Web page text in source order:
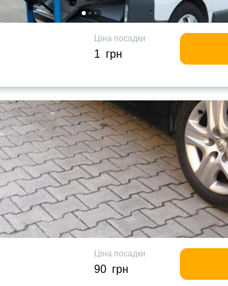
Ціна посадки
1 грн
Ціна посадки
90 грн